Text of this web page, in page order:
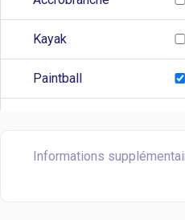
Kayak
Paintball
Mur d’escalade